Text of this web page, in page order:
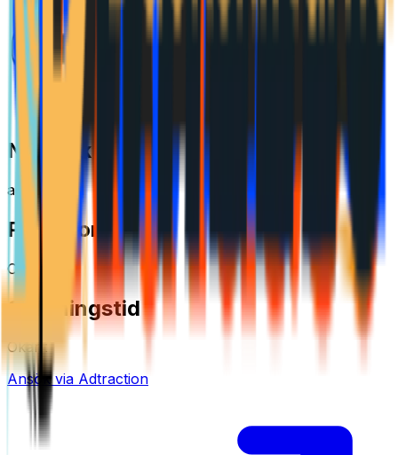
Automotive
Nätverk
adtraction
Provision
Okänt
Spårningstid
Okänt
Ansök via Adtraction